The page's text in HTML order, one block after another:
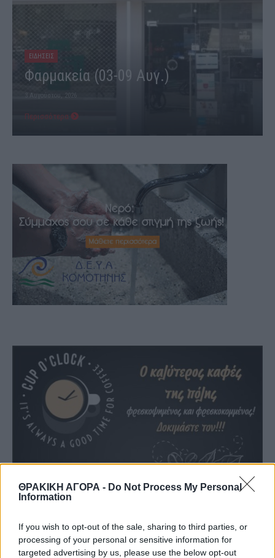
ΘΡΑΚΙΚΗ ΑΓΟΡΑ - Do Not Process My Personal
Information
If you wish to opt-out of the sale, sharing to third parties, or
processing of your personal or sensitive information for
targeted advertising by us, please use the below opt-out
ΕΙΔΗΣΕΙΣ
Φαρμακεία (03-09 Αυγ.)
3 Αυγούστου, 2026
Περισσότερα